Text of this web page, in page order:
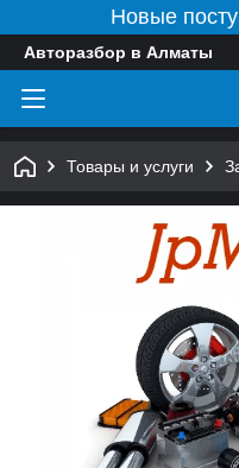
Новые
Авторазбор в Алматы
Товары и услуги